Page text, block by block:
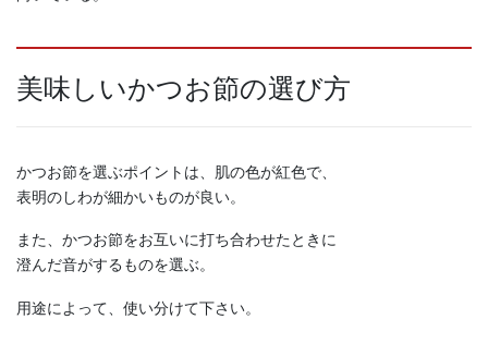
美味しいかつお節の選び方
かつお節を選ぶポイントは、肌の色が紅色で、
表明のしわが細かいものが良い。
また、かつお節をお互いに打ち合わせたときに
澄んだ音がするものを選ぶ。
用途によって、使い分けて下さい。